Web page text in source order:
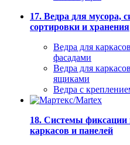
17. Ведра для мусора,
сортировки и хранения
Ведра для
фасадами
Ведра для
ящиками
Ведра с
18. Системы фиксации
каркасов и панелей